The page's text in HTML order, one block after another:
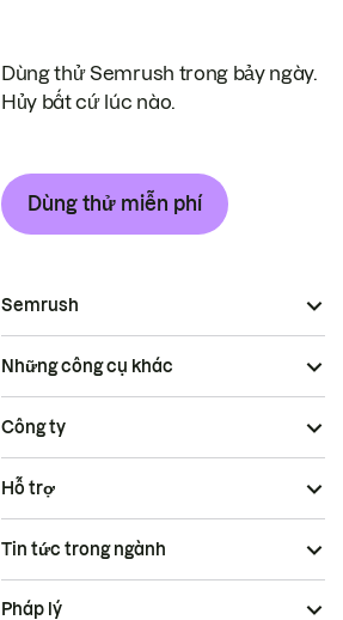
Dùng thử Semrush trong bảy ngày.
Hủy bất cứ lúc nào.
Dùng thử miễn phí
Semrush
Những công cụ khác
Công ty
Hỗ trợ
Tin tức trong ngành
Pháp lý